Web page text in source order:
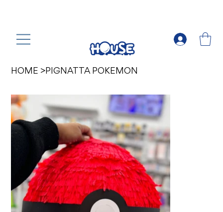
HOME >PIGNATTA POKEMON